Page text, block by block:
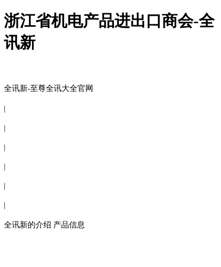
浙江省机电产品进出口商会-全
讯新
全讯新-至尊全讯大全官网
|
|
|
|
|
|
全讯新的介绍 产品信息